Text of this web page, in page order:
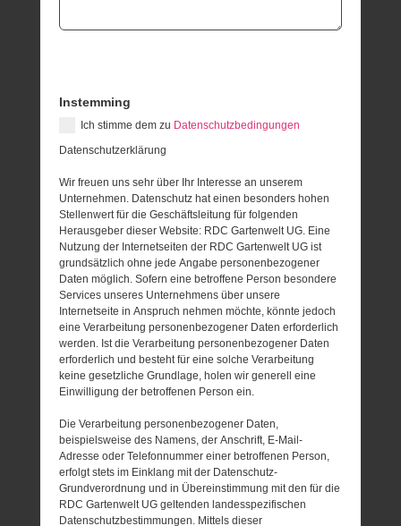
Instemming
Ich stimme dem zu Datenschutzbedingungen
Datenschutzerklärung
Wir freuen uns sehr über Ihr Interesse an unserem
Unternehmen. Datenschutz hat einen besonders hohen
Stellenwert für die Geschäftsleitung für folgenden
Herausgeber dieser Website: RDC Gartenwelt UG. Eine
Nutzung der Internetseiten der RDC Gartenwelt UG ist
grundsätzlich ohne jede Angabe personenbezogener
Daten möglich. Sofern eine betroffene Person besondere
Services unseres Unternehmens über unsere
Internetseite in Anspruch nehmen möchte, könnte jedoch
eine Verarbeitung personenbezogener Daten erforderlich
werden. Ist die Verarbeitung personenbezogener Daten
erforderlich und besteht für eine solche Verarbeitung
keine gesetzliche Grundlage, holen wir generell eine
Einwilligung der betroffenen Person ein.
Die Verarbeitung personenbezogener Daten,
beispielsweise des Namens, der Anschrift, E-Mail-
Adresse oder Telefonnummer einer betroffenen Person,
erfolgt stets im Einklang mit der Datenschutz-
Grundverordnung und in Übereinstimmung mit den für die
RDC Gartenwelt UG geltenden landesspezifischen
Datenschutzbestimmungen. Mittels dieser